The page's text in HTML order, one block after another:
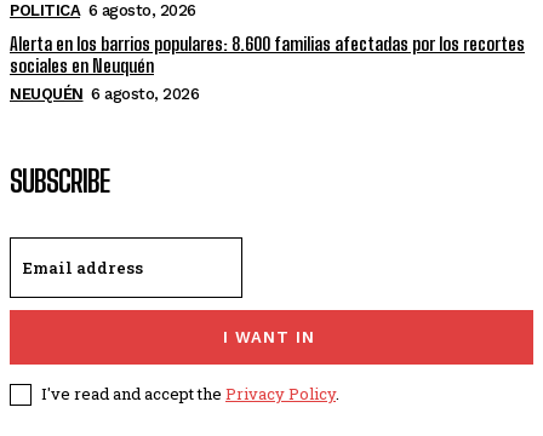
POLITICA 6 agosto, 2026
Alerta en los barrios populares: 8.600 familias afectadas por los recortes
sociales en Neuquén
NEUQUÉN 6 agosto, 2026
SUBSCRIBE
I WANT IN
I've read and accept the Privacy Policy.